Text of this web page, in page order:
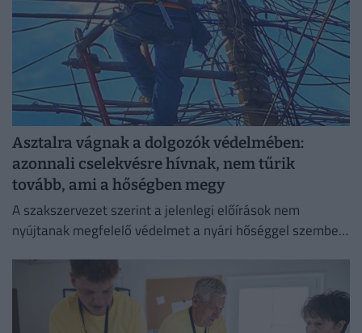
Asztalra vágnak a dolgozók védelmében:
azonnali cselekvésre hívnak, nem tűrik
tovább, ami a hőségben megy
A szakszervezet szerint a jelenlegi előírások nem
nyújtanak megfelelő védelmet a nyári hőséggel szemben,
védelmében.